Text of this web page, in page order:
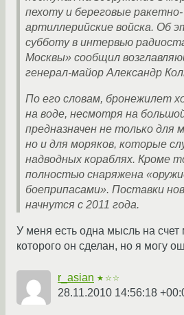
пехоту и береговые ракетно-
артиллерийские войска. Об
субботу в интервью
Москвы» сообщил
генерал-майор Александр
По его словам, бронежилет
на воде, несмотря на
предназначен не только для
но и для моряков, которые
надводных кораблях. Кроме
полностью снаряжена
боеприпасами». Поставки
начнутся с 2011 года.
У меня есть одна мысль на счет
которого он сделан, но я могу
r_asian ★☆☆
28.11.2010 14:56:18